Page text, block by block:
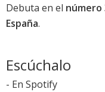
Debuta en el número
España.
Escúchalo
- En Spotify